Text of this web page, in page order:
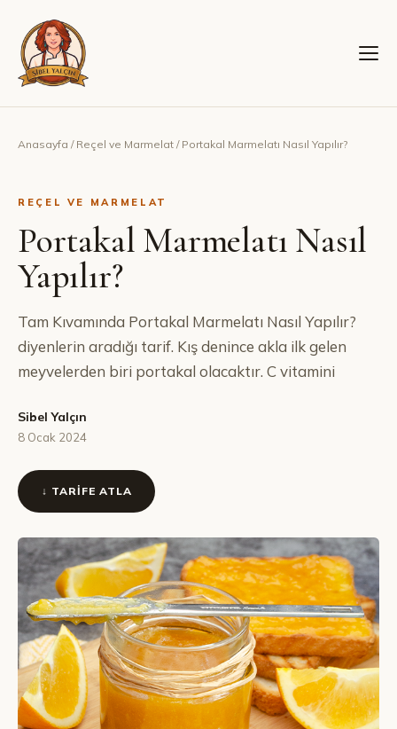
Anasayfa / Reçel ve Marmelat / Portakal Marmelatı Nasıl Yapılır?
REÇEL VE MARMELAT
Portakal Marmelatı Nasıl
Yapılır?
Tam Kıvamında Portakal Marmelatı Nasıl Yapılır?
diyenlerin aradığı tarif. Kış denince akla ilk gelen
meyvelerden biri portakal olacaktır. C vitamini
Sibel Yalçın
8 Ocak 2024
↓ TARIFE ATLA